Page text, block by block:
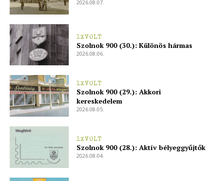
2026.08.07.
1XVOLT
Szolnok 900 (30.): Különös hármas
2026.08.06.
1XVOLT
Szolnok 900 (29.): Akkori
kereskedelem
2026.08.05.
1XVOLT
Szolnok 900 (28.): Aktív bélyeggyűjtők
2026.08.04.